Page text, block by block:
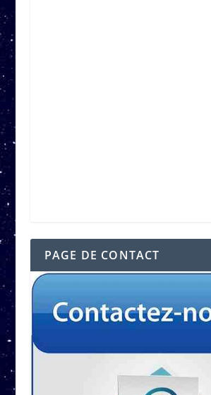
PAGE DE CONTACT